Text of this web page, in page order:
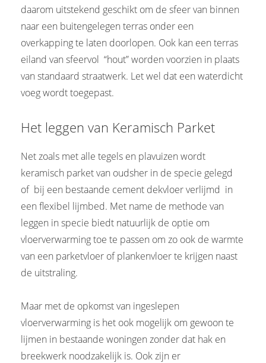
daarom uitstekend geschikt om de sfeer van binnen
naar een buitengelegen terras onder een
overkapping te laten doorlopen. Ook kan een terras
eiland van sfeervol “hout” worden voorzien in plaats
van standaard straatwerk. Let wel dat een waterdicht
voeg wordt toegepast.
Het leggen van Keramisch Parket
Net zoals met alle tegels en plavuizen wordt
keramisch parket van oudsher in de specie gelegd
of bij een bestaande cement dekvloer verlijmd in
een flexibel lijmbed. Met name de methode van
leggen in specie biedt natuurlijk de optie om
vloerverwarming toe te passen om zo ook de warmte
van een parketvloer of plankenvloer te krijgen naast
de uitstraling.
Maar met de opkomst van ingeslepen
vloerverwarming is het ook mogelijk om gewoon te
lijmen in bestaande woningen zonder dat hak en
breekwerk noodzakelijk is. Ook zijn er